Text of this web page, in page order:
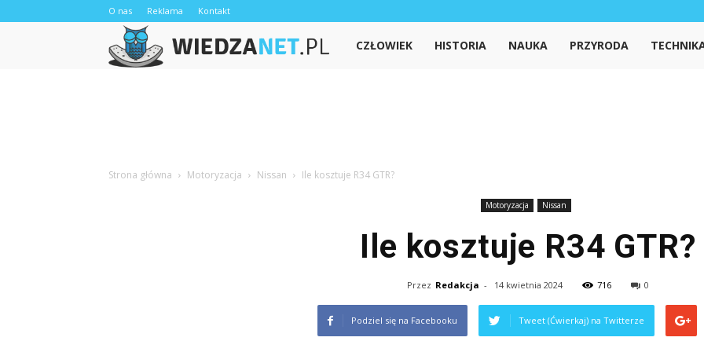
O nas Reklama Kontakt
Wiedzanet.pl
CZŁOWIEK HISTORIA NAUKA PRZYRODA
Strona główna Motoryzacja Nissan Ile kosztuje R34 GTR?
Motoryzacja Nissan
Ile kosztuje R34 GTR?
Przez Redakcja - 14 kwietnia 2024 716 0
Podziel się na Facebooku Tweet (Ćwierkaj) na Twitterze